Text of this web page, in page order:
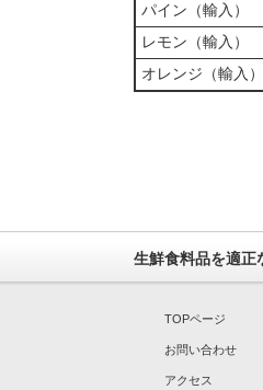
パイン（輸入）
レモン（輸入）
オレンジ（輸入）
生鮮食料品を適正
TOPページ
お問い合わせ
アクセス